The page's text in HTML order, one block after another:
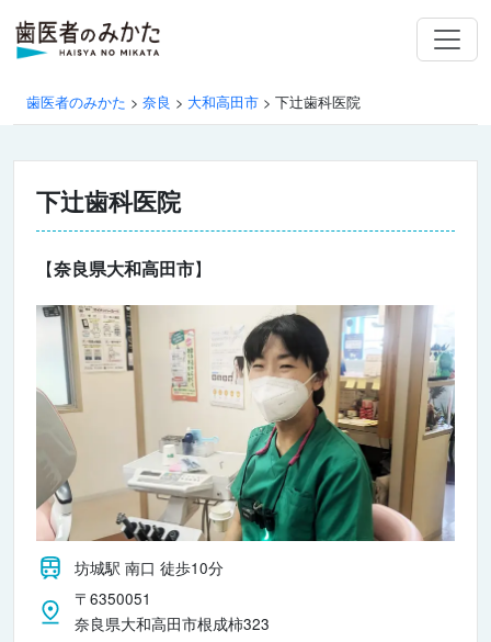
歯医者のみかた > 奈良 > 大和高田市 > 下辻歯科医院
下辻歯科医院
【奈良県大和高田市】
坊城駅 南口 徒歩10分
〒6350051
奈良県大和高田市根成柿323